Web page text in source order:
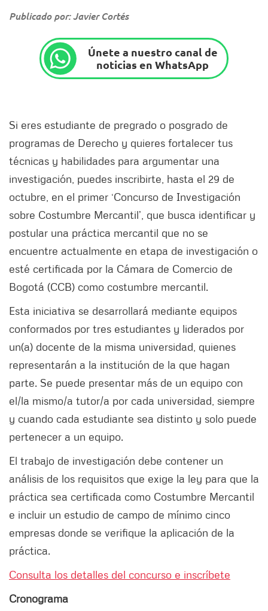
Publicado por: Javier Cortés
Únete a nuestro canal de
noticias en WhatsApp
Si eres estudiante de pregrado o posgrado de
programas de Derecho y quieres fortalecer tus
técnicas y habilidades para argumentar una
investigación, puedes inscribirte, hasta el 29 de
octubre, en el primer ‘Concurso de Investigación
sobre Costumbre Mercantil’, que busca identificar y
postular una práctica mercantil que no se
encuentre actualmente en etapa de investigación o
esté certificada por la Cámara de Comercio de
Bogotá (CCB) como costumbre mercantil.
Esta iniciativa se desarrollará mediante equipos
conformados por tres estudiantes y liderados por
un(a) docente de la misma universidad, quienes
representarán a la institución de la que hagan
parte. Se puede presentar más de un equipo con
el/la mismo/a tutor/a por cada universidad, siempre
y cuando cada estudiante sea distinto y solo puede
pertenecer a un equipo.
El trabajo de investigación debe contener un
análisis de los requisitos que exige la ley para que la
práctica sea certificada como Costumbre Mercantil
e incluir un estudio de campo de mínimo cinco
empresas donde se verifique la aplicación de la
práctica.
Consulta los detalles del concurso e inscríbete
Cronograma